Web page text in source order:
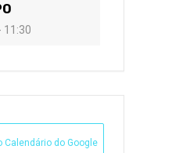
11:30
Calendário do Google